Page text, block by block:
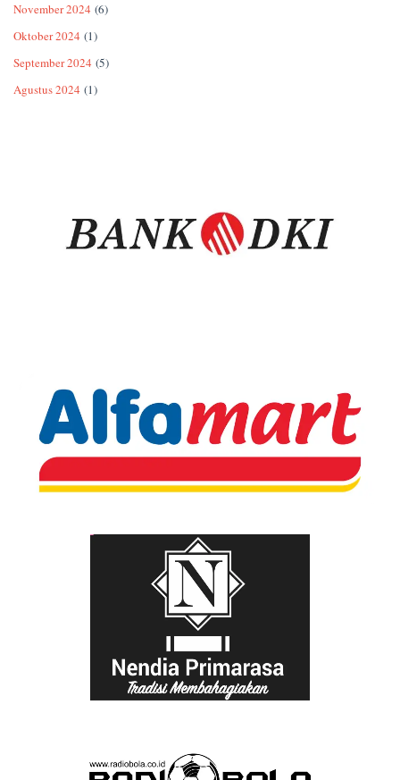
November 2024 (6)
Oktober 2024 (1)
September 2024 (5)
Agustus 2024 (1)